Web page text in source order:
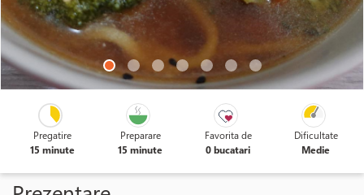
Pregatire
15 minute
Preparare
15 minute
Favorita de
0 bucatari
Dificultate
Medie